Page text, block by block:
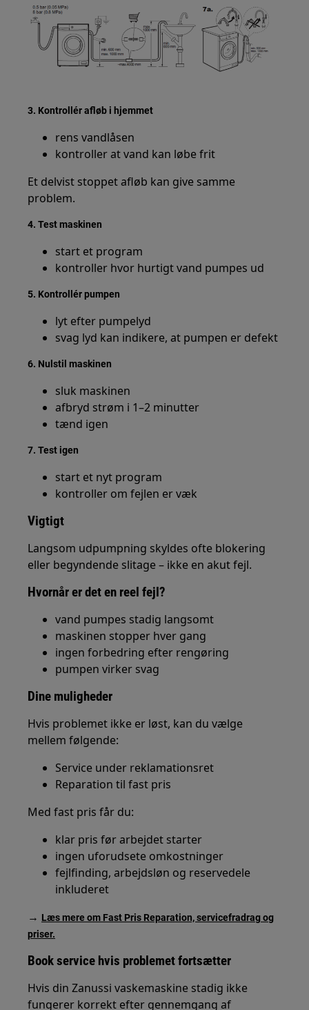
3. Kontrollér afløb i hjemmet
rens vandlåsen
kontroller at vand kan løbe frit
Et delvist stoppet afløb kan give samme
problem.
4. Test maskinen
start et program
kontroller hvor hurtigt vand pumpes ud
5. Kontrollér pumpen
lyt efter pumpelyd
svag lyd kan indikere, at pumpen er defekt
6. Nulstil maskinen
sluk maskinen
afbryd strøm i 1–2 minutter
tænd igen
7. Test igen
start et nyt program
kontroller om fejlen er væk
Vigtigt
Langsom udpumpning skyldes ofte blokering
eller begyndende slitage – ikke en akut fejl.
Hvornår er det en reel fejl?
vand pumpes stadig langsomt
maskinen stopper hver gang
ingen forbedring efter rengøring
pumpen virker svag
Dine muligheder
Hvis problemet ikke er løst, kan du vælge
mellem følgende:
Service under reklamationsret
Reparation til fast pris
Med fast pris får du:
klar pris før arbejdet starter
ingen uforudsete omkostninger
fejlfinding, arbejdsløn og reservedele
inkluderet
→ Læs mere om Fast Pris Reparation, servicefradrag og
priser.
Book service hvis problemet fortsætter
Hvis din Zanussi vaskemaskine stadig ikke
fungerer korrekt efter gennemgang af